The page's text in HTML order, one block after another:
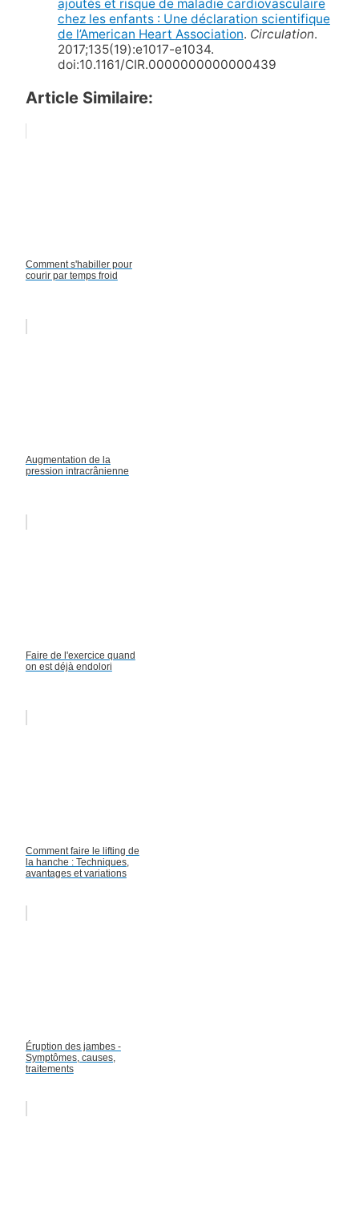
ajoutés et risque de maladie cardiovasculaire
chez les enfants : Une déclaration scientifique
de l’American Heart Association. Circulation.
2017;135(19):e1017-e1034.
doi:10.1161/CIR.0000000000000439
Article Similaire:
Comment s'habiller pour
courir par temps froid
Augmentation de la
pression intracrânienne
Faire de l'exercice quand
on est déjà endolori
Comment faire le lifting de
la hanche : Techniques,
avantages et variations
Éruption des jambes -
Symptômes, causes,
traitements